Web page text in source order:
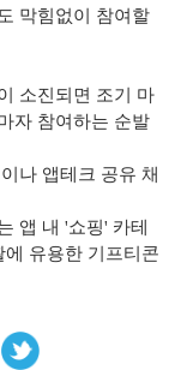
막힘없이 참여할
소진되면 조기 마
자 참여하는 순발
나 앱테크 공유 채
앱 내 '쇼핑' 카테
유용한 기프티콘